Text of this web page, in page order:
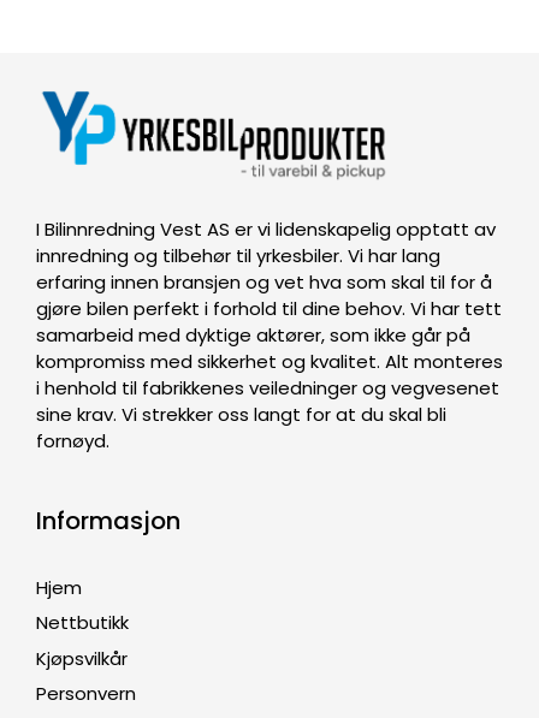
I Bilinnredning Vest AS er vi lidenskapelig opptatt av
innredning og tilbehør til yrkesbiler. Vi har lang
erfaring innen bransjen og vet hva som skal til for å
gjøre bilen perfekt i forhold til dine behov. Vi har tett
samarbeid med dyktige aktører, som ikke går på
kompromiss med sikkerhet og kvalitet. Alt monteres
i henhold til fabrikkenes veiledninger og vegvesenet
sine krav. Vi strekker oss langt for at du skal bli
fornøyd.
Informasjon
Hjem
Nettbutikk
Kjøpsvilkår
Personvern